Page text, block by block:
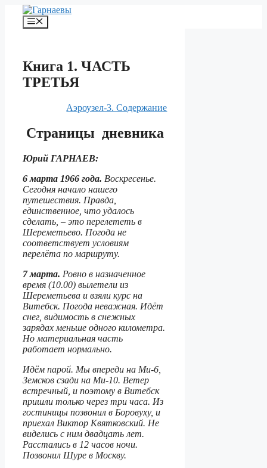
Перейти
содержимому
Меню
Книга 1. ЧАСТЬ
ТРЕТЬЯ
Аэроузел-3. Содержание
Страницы дневника
Юрий ГАРНАЕВ:
6 марта 1966 года. Воскресенье.
Сегодня начало нашего
путешествия. Правда,
единственное, что удалось
сделать, – это перелететь в
Шереметьево. Погода не
соответствует условиям
перелёта по маршруту.
7 марта. Ровно в назначенное
время (10.00) вылетели из
Шереметьева и взяли курс на
Витебск. Погода неважная. Идёт
снег, видимость в снежных
зарядах меньше одного километра.
Но материальная часть
работает нормально.
Идём парой. Мы впереди на Ми-6,
Земсков сзади на Ми-10. Ветер
встречный, и поэтому в Витебск
пришли только через три часа. Из
гостиницы позвонил в Боровуху, и
приехал Виктор Квятковский. Не
виделись с ним двадцать лет.
Расстались в 12 часов ночи.
Позвонил Шуре в Москву.